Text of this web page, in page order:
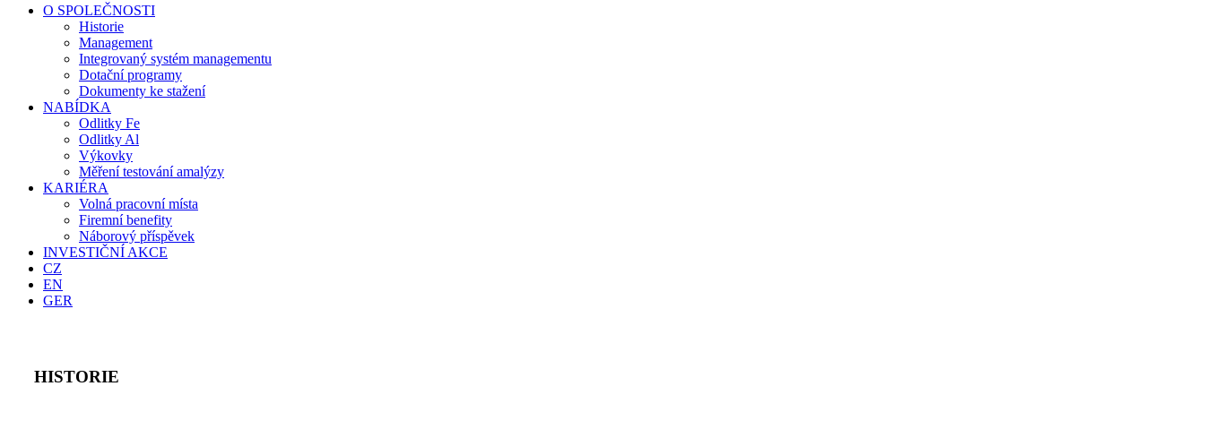
O SPOLEČNOSTI
Historie
Management
Integrovaný systém managementu
Dotační programy
Dokumenty ke stažení
NABÍDKA
Odlitky Fe
Odlitky Al
Výkovky
Měření testování amalýzy
KARIÉRA
Volná pracovní místa
Firemní benefity
Náborový příspěvek
INVESTIČNÍ AKCE
CZ
EN
GER
HISTORIE